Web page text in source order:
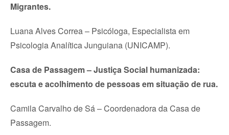
Migrantes.
Luana Alves Correa – Psicóloga, Especialista em
Psicologia Analítica Junguiana (UNICAMP).
Casa de Passagem – Justiça Social humanizada:
escuta e acolhimento de pessoas em situação de rua.
Camila Carvalho de Sá – Coordenadora da Casa de
Passagem.